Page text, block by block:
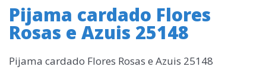
Pijama cardado Flores
Rosas e Azuis 25148
Pijama cardado Flores Rosas e Azuis 25148